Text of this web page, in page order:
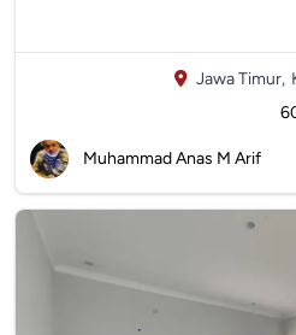
Jawa Timur,
Muhammad Anas M Arif